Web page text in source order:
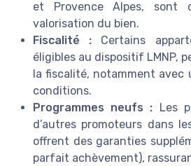
et Provence Alpes, sont
valorisation du bien.
Fiscalité : Certains
éligibles au dispositif LMNP,
la fiscalité, notamment avec
conditions.
Programmes neufs : Les
d’autres promoteurs dans
offrent des garanties
parfait achèvement),